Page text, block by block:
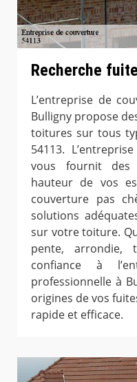
Recherche
L’entreprise de
Bulligny propose
toitures sur tous
54113.
vous fournit
hauteur de vos
couverture pas
solutions
sur votre toiture.
pente, arrondie,
confiance à
professionnelle à
origines de vos
rapide et efficace.